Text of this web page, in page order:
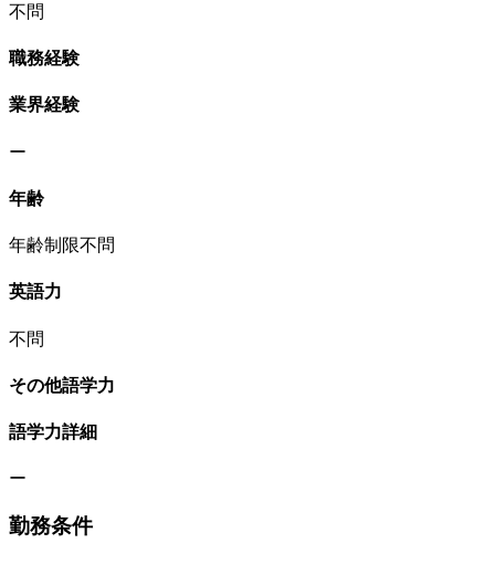
不問
職務経験
業界経験
ー
年齢
年齢制限不問
英語力
不問
その他語学力
語学力詳細
ー
勤務条件